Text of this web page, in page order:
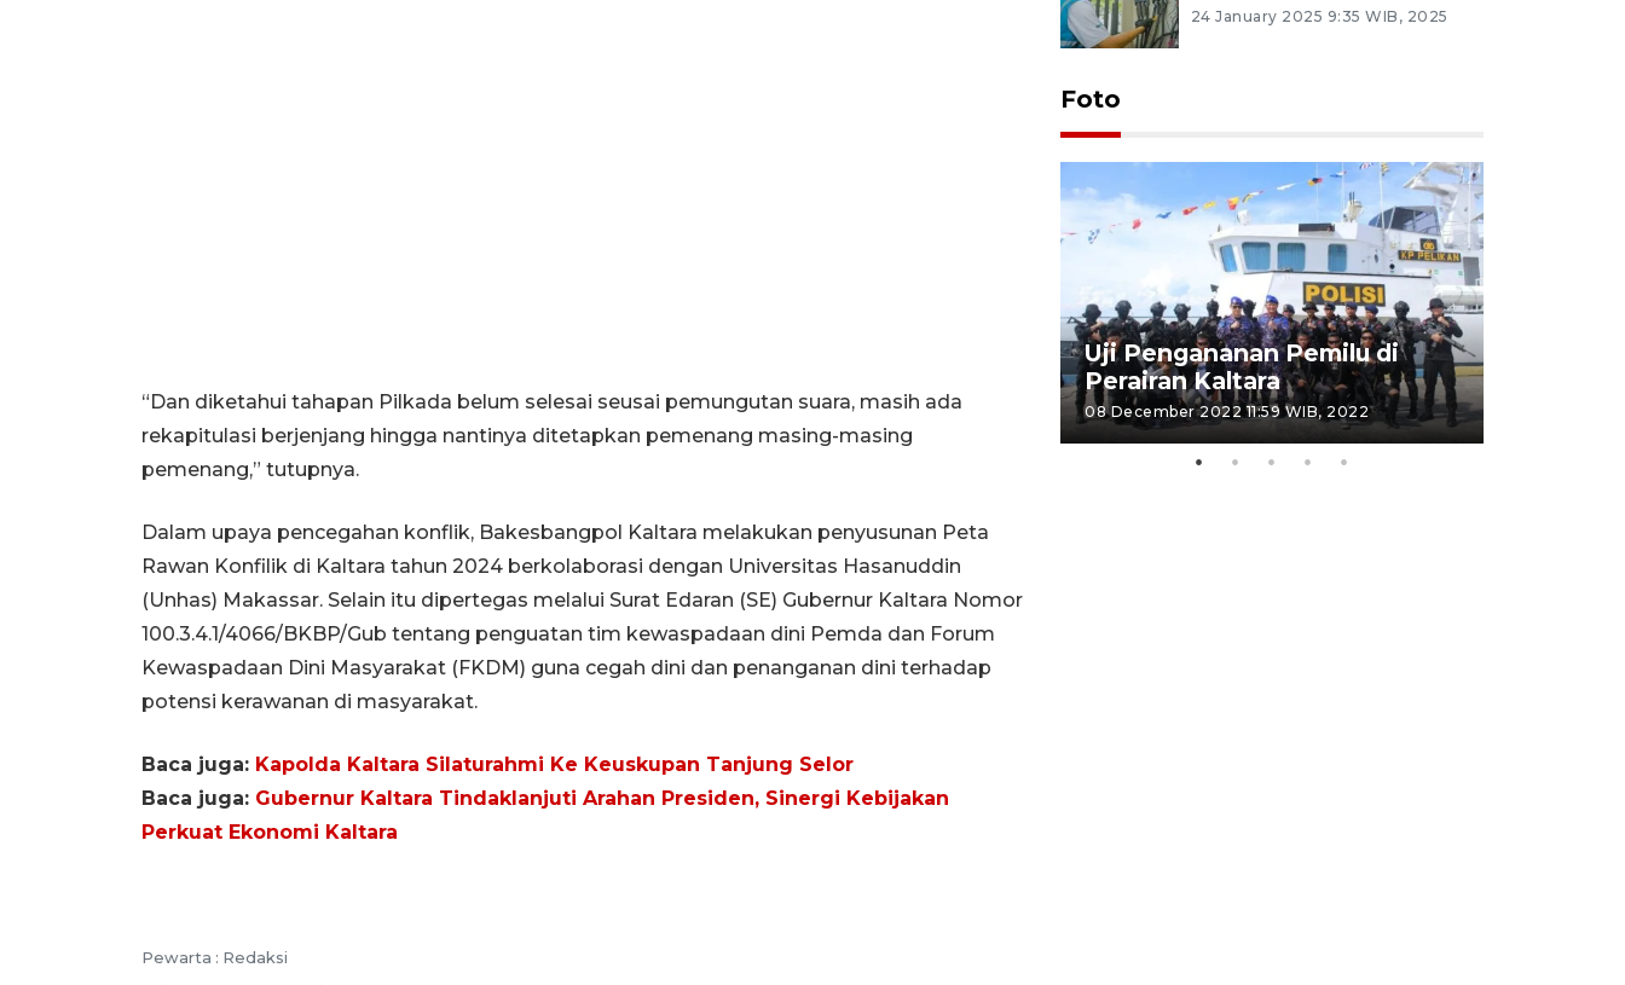
“Dan diketahui tahapan Pilkada belum selesai seusai pemungutan suara, masih ada
rekapitulasi berjenjang hingga nantinya ditetapkan pemenang masing-masing
pemenang,” tutupnya.
Dalam upaya pencegahan konflik, Bakesbangpol Kaltara melakukan penyusunan Peta
Rawan Konfilik di Kaltara tahun 2024 berkolaborasi dengan Universitas Hasanuddin
(Unhas) Makassar. Selain itu dipertegas melalui Surat Edaran (SE) Gubernur Kaltara Nomor
100.3.4.1/4066/BKBP/Gub tentang penguatan tim kewaspadaan dini Pemda dan Forum
Kewaspadaan Dini Masyarakat (FKDM) guna cegah dini dan penanganan dini terhadap
potensi kerawanan di masyarakat.
Baca juga: Kapolda Kaltara Silaturahmi Ke Keuskupan Tanjung Selor
Baca juga: Gubernur Kaltara Tindaklanjuti Arahan Presiden, Sinergi Kebijakan
Perkuat Ekonomi Kaltara
Pewarta : Redaksi
24 January 2025 9:35 WIB, 2025
Foto
25 October 2022 21:19 WIB, 2022
Uji Pengananan Pemilu di
Perairan Kaltara
08 December 2022 11:59 WIB, 2022